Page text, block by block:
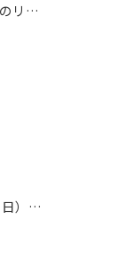
🏡✨【世田谷区でのリフォームのお手伝い】✨🏡
３月１７日（火曜日）＠杉並区の戸建の内装工事